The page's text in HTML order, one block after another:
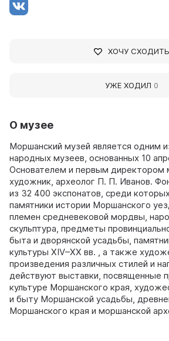
О музее
Моршанский музей является одним
народных музеев, основанных 10
Основателем и первым директором
художник, археолог П. П. Иванов.
из 32 400 экспонатов, среди
памятники истории Моршанского
племен средневековой мордвы,
скульптура, предметы
быта и дворянской усадьбы,
культуры XIV–XX вв. , а также
произведения различных стилей и
действуют выставки, посвященные
культуре Моршанского края,
и быту Моршанской усадьбы,
Моршанского края и моршанской
ХОЧУ СХОДИТЬ
УЖЕ ХОДИЛ 0